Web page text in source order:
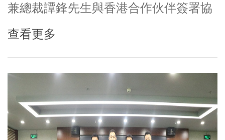
兼總裁譚鋒先生與香港合作伙伴簽署協
議，共同籌備成立一家新的股份制安保
企業，合力推進以香港為中心的安保業
務，主要致力為香港地區的各級主要單
位、社會...
查看更多